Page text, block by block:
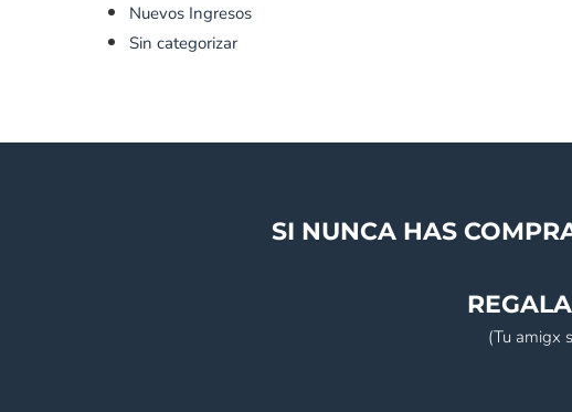
Nuevos Ingresos
Sin categorizar
SI NUNCA HAS
(Tu amigx